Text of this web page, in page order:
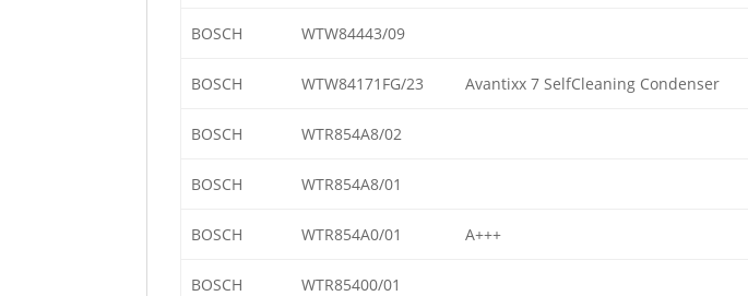
BOSCH WTW84443/09
BOSCH WTW84171FG/23 Avantixx 7 SelfCleaning Condenser
BOSCH WTR854A8/02
BOSCH WTR854A8/01
BOSCH WTR854A0/01 A+++
BOSCH WTR85400/01